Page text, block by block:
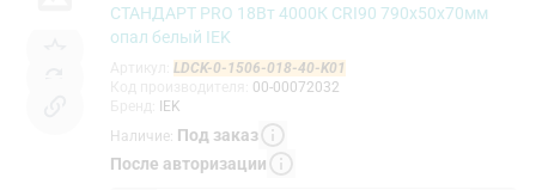
СТАНДАРТ PRO 18Вт 4000К CRI90 790х50х70мм
опал белый IEK
LDCK-0-1506-018-40-K01
00-00072032
IEK
Наличие: Под заказ
После авторизации